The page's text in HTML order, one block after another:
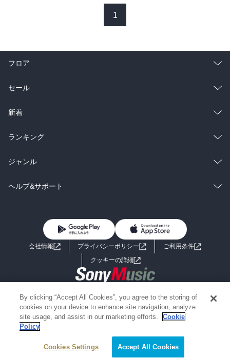
しかし、これは、トップのΩクラスの生徒、前田花恋の大きな反発を
「こっちはいつも質問は順番待ちしてんのに」
「「落ちこぼれダッサー」って」
（なお、ここだけ見るととても嫌な奴なのですが、後の巻で前田花
それを思いとどまらせたのもまた、黒木の中学受験に関する広く深
ないですか、ミラクル下克上系。特に男子は」の言葉もあって、相
変わらず黒木の真意は測りかねる状態です。
さて、1巻ですでに、気になる子が３人出てきてしまいました。
この時点では鼻持ちならない嫌味な子、前田花恋。
サッカー少年、粘りが身上、三浦佑星。
受験の動機付けができて、下剋上なるか、加藤匠。
これまでに黒木が語った中学受験論は
・　平凡な子ほど中学受験すべき。
そうしてここまで働いてきて、学歴がなくて困ったことはなかった
せやから余計に「なんとしても大学進学」「とりあえず勉強」とは
言えないんだよなあ。
ことなんやけど、そのために勉強しかしてこなかった、と、なって
知れればいいなと思ってる。
なさすぎるからなあ。
1
フロア
総合
ラノベ
雑誌・グラビア
BL・TL
セール
総合
ラノベ
雑誌・グラビア
BL・TL
新着
総合
ラノベ
雑誌・グラビア
ランキング
総合
ラノベ
ジャンル
コミック
ライトノベル 男子向けラノベ
小説
海外小説
ミステリー SF
歴史・時代小説
グラビア写真集
ヘルプ&サポート
よくあるご質問 お問い合わせ
会社情報 プライバシーポリシー
ご利用条件
クッキーの詳細
Copyright 2017 - 2026 Sony Music Entertainment(Japan) Inc.
Information on the site is for the Japan domestic market only
powered by
By clicking “Accept All Cookies”, you agree to the storing of
cookies on your device to enhance site navigation, analyze
site usage, and assist in our marketing efforts.
Cookie
Policy
Cookies Settings Accept All Cookies